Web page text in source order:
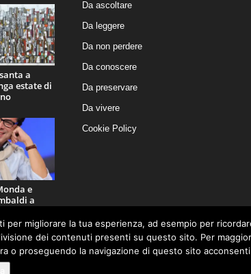
a
estate di
e
a
Da ascoltare
Da leggere
Da non perdere
Da conoscere
Da preservare
Da vivere
Cookie Policy
migliorare la tua esperienza, ad esempio per
dei contenuti presenti su questo sito. Per
o proseguendo la navigazione di questo sito acconsenti